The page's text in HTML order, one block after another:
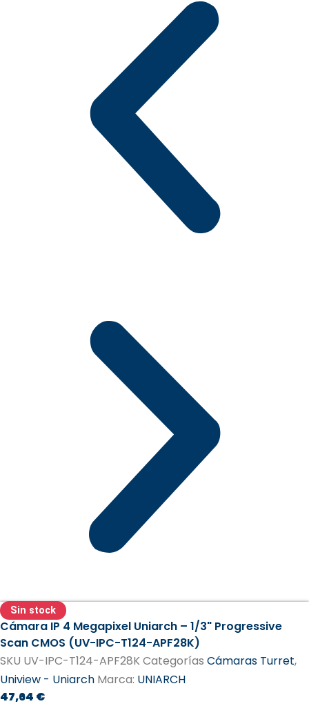
Sin stock
Cámara IP 4 Megapixel Uniarch – 1/3" Progressive
Scan CMOS (UV-IPC-T124-APF28K)
SKU UV-IPC-T124-APF28KCategorías Cámaras Turret,
Uniview - Uniarch Marca: UNIARCH
47,64 €